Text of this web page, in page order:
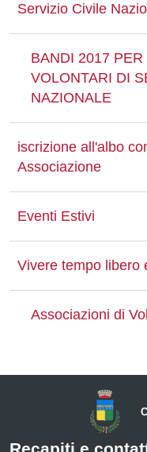
Servizio Civile
BANDI 2017
VOLONTARI DI
NAZIONALE
iscrizione all'albo
Associazione
Eventi Estivi
Vivere tempo libero
Associazioni di